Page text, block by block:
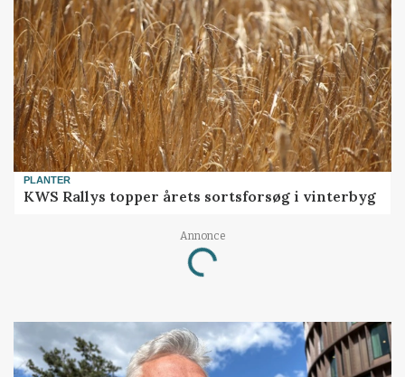
PLANTER
KWS Rallys topper årets sortsforsøg i vinterbyg
Annonce
Loading...